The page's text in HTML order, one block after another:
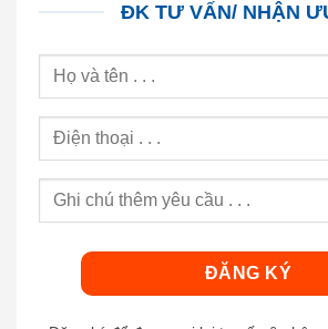
ĐK TƯ VẤN/ NHẬN